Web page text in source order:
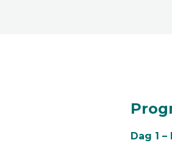
Dag 1